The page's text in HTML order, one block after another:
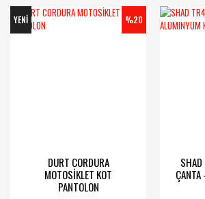
YENİ %20
DURT CORDURA
MOTOSİKLET KOT
PANTOLON
ÇANTA